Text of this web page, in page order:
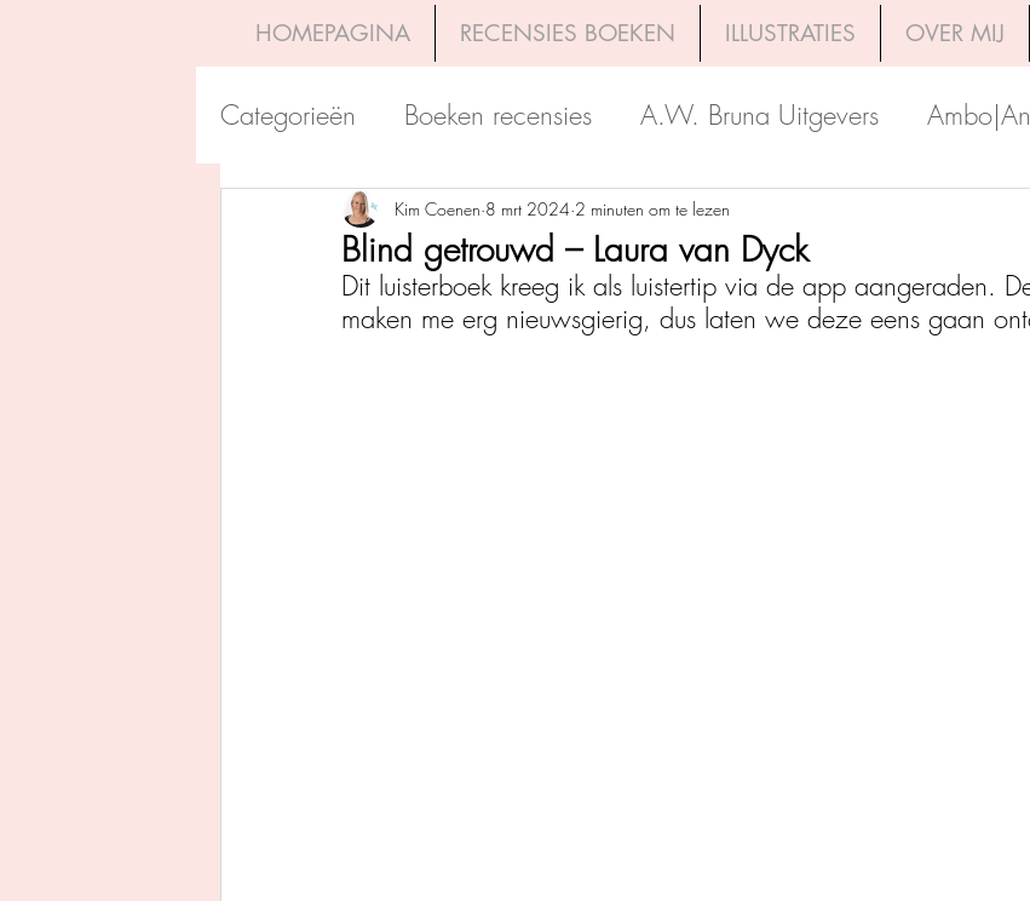
HOMEPAGINA RECENSIES BOEKEN ILLUSTRATIES OVER MIJ
Categorieën Boeken recensies A.W. Bruna Uitgevers
Uitgeverij Pelckmans Boekerij Uitgeverij Luitingh-Sijthoff
Overamstel Uitgevers Godijn Publishing Kosmos Uitgevers
Blind getrouwd – Laura van Dyck
Kim Coenen 8 mrt 2024 2 minuten om te lezen
Dit luisterboek kreeg ik als luistertip via de app aangeraden.
maken me erg nieuwsgierig, dus laten we deze eens gaan